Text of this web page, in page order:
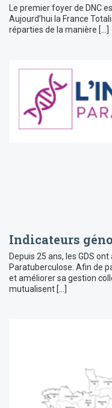
Le premier foyer de DNC
Aujourd’hui la France
réparties de la manière […]
Indicateurs
Depuis 25 ans, les GDS
Paratuberculose. Afin de
et améliorer sa gestion
mutualisent […]